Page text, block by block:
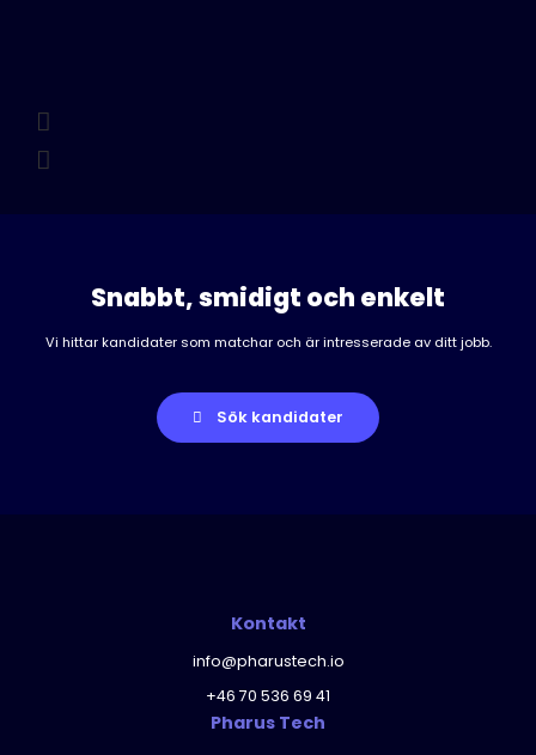
Snabbt, smidigt och enkelt
Vi hittar kandidater som matchar och är intresserade av ditt jobb.
Sök kandidater
Kontakt
info@pharustech.io
+46 70 536 69 41
Pharus Tech